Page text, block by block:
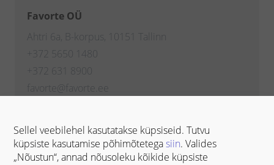
Favorte OÜ
Ahtri 6a, B-korpus, 10151 Tallinn
+372 5650 1480
+372 631 8900
favorte@favorte.ee
Sellel veebilehel kasutatakse küpsiseid. Tutvu
küpsiste kasutamise põhimõtetegasiin. Valides
„Nõustun“, annad nõusoleku kõikide küpsiste